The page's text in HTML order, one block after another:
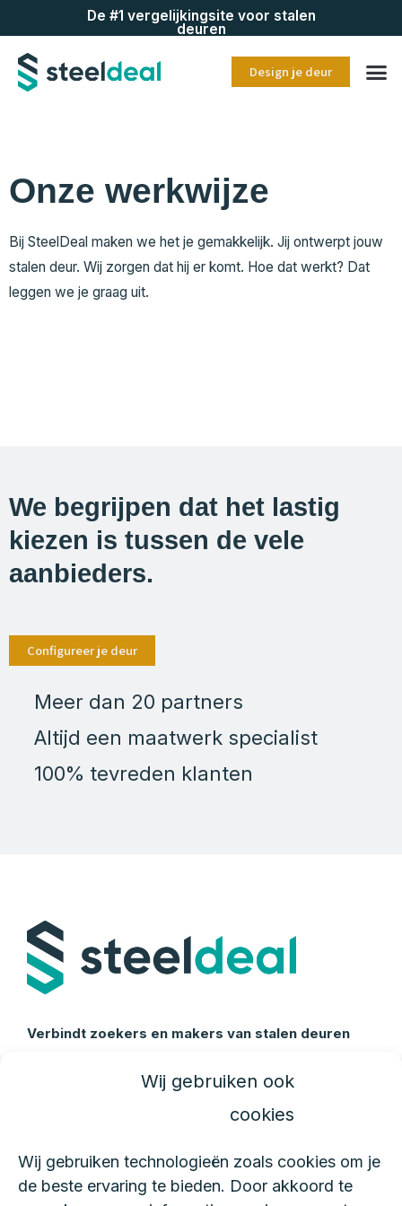
Wij gebruiken ook
cookies
Wij gebruiken technologieën zoals cookies om je
de beste ervaring te bieden. Door akkoord te
De #1 vergelijkingsite voor stalen
deuren
Design je deur
Onze werkwijze​
Bij SteelDeal maken we het je gemakkelijk. Jij ontwerpt jouw
stalen deur. Wij zorgen dat hij er komt. Hoe dat werkt? Dat
leggen we je graag uit.
We begrijpen dat het lastig
kiezen is tussen de vele
aanbieders.
Configureer je deur
Meer dan 20 partners
Altijd een maatwerk specialist
100% tevreden klanten
Verbindt zoekers en makers van stalen deuren
Inloggen van partners
Partner worden